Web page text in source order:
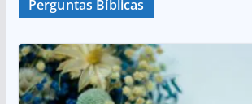
Perguntas Bíblicas